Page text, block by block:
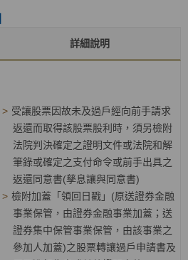
詳細說明
> 受讓股票因故未及過戶經向前手請求
返還而取得該股票股利時，須另檢附
法院判決確定之證明文件或法院和解
筆錄或確定之支付命令或前手出具之
返還同意書(孳息讓與同意書)
> 檢附加蓋「領回日戳」(原送證券金融
事業保管，由證券金融事業加蓋；送
證券集中保管事業保管，由該事業之
參加人加蓋)之股票轉讓過戶申請書及